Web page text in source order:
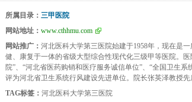
所属目录： 三甲医院
网站地址： www.cthhmu.com
网站推广： 河北医科大学第三医院始建于1958年，现在是
健、康复于一体的省级大型综合性现代化三级甲等医院。
院”、“河北省医药购销和医疗服务诚信单位”、“全国卫生
评为河北省卫生系统行风建设先进单位。院长张英泽教授先
TAG标签： 河北医科大学第三医院